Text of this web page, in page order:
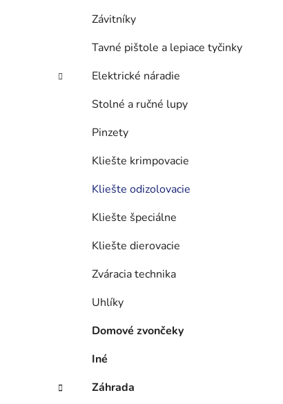
Závitníky
Tavné pištole a lepiace tyčinky
Elektrické náradie
Stolné a ručné lupy
Pinzety
Kliešte krimpovacie
Kliešte odizolovacie
Kliešte špeciálne
Kliešte dierovacie
Zváracia technika
Uhlíky
Domové zvončeky
Iné
Záhrada